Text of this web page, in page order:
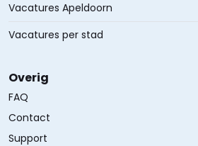
Vacatures Apeldoorn
Vacatures per stad
Overig
FAQ
Contact
Support